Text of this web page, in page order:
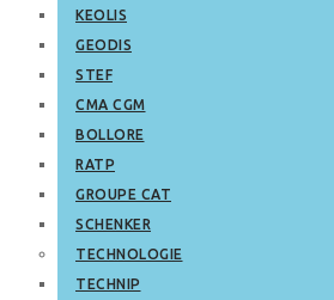
KEOLIS
GEODIS
STEF
CMA CGM
BOLLORE
RATP
GROUPE CAT
SCHENKER
TECHNOLOGIE
TECHNIP